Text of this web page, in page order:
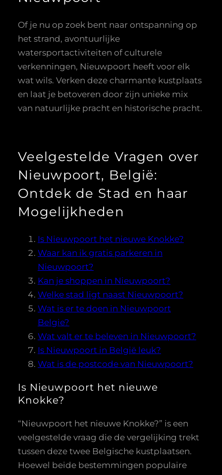
Of je nu op zoek bent naar ontspanning op
het strand, avontuurlijke
watersportactiviteiten of culturele
verkenningen, Nieuwpoort heeft voor elk
wat wils. Verken deze charmante kustplaats
en laat je betoveren door zijn unieke mix
van natuurlijke pracht en historische pracht.
Veelgestelde Vragen over
Nieuwpoort, België:
Ontdek de Stad en haar
Mogelijkheden
Is Nieuwpoort het nieuwe Knokke?
Waar kan ik gratis parkeren in
Nieuwpoort?
Kan je shoppen in Nieuwpoort?
Welke stad ligt naast Nieuwpoort?
Wat is er te doen in Nieuwpoort
Belgie?
Wat valt er te beleven in Nieuwpoort?
Is Nieuwpoort in België leuk?
Wat is de postcode van Nieuwpoort?
Is Nieuwpoort het nieuwe
Knokke?
“Nieuwpoort het nieuwe Knokke?” is een
veelgestelde vraag die de vergelijking trekt
tussen deze twee Belgische kustplaatsen.
Hoewel beide bestemmingen populaire